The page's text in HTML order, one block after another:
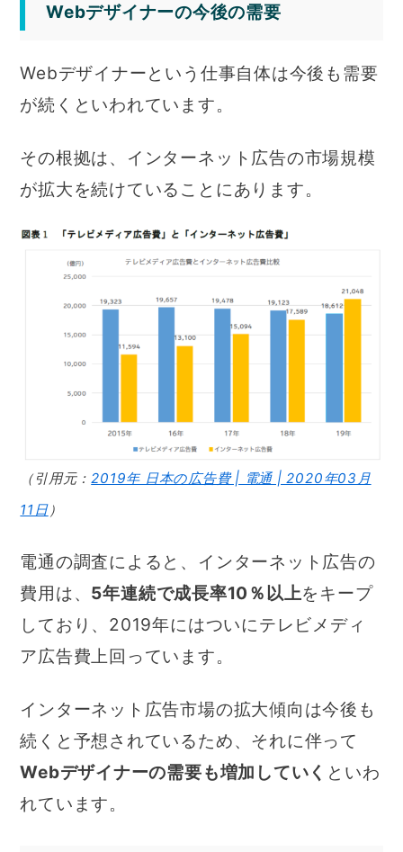
Webデザイナーの今後の需要
Webデザイナーという仕事自体は今後も需要
が続くといわれています。
その根拠は、インターネット広告の市場規模
が拡大を続けていることにあります。
（引用元：2019年 日本の広告費 | 電通 | 2020年03月
11日）
電通の調査によると、インターネット広告の
費用は、 5年連続で成長率10％以上をキープ
しており、2019年にはついにテレビメディ
ア広告費上回っています。
インターネット広告市場の拡大傾向は今後も
続くと予想されているため、それに伴って
Webデザイナーの需要も増加していく といわ
れています。